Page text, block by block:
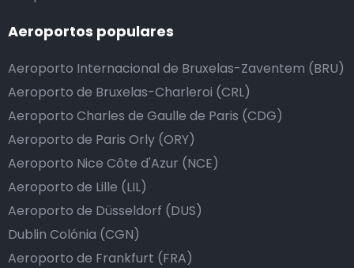
Aeroportos populares
Aeroporto Internacional de Bruxelas-Zaventem (BRU)
Aeroporto de Bruxelas-Charleroi (CRL)
Aeroporto Charles de Gaulle de Paris (CDG)
Aeroporto de Paris Orly (ORY)
Aeroporto Nice Côte d'Azur (NCE)
Aeroporto de Lille (LIL)
Aeroporto de Düsseldorf (DUS)
Dublin Colónia (CGN)
Aeroporto de Frankfurt (FRA)